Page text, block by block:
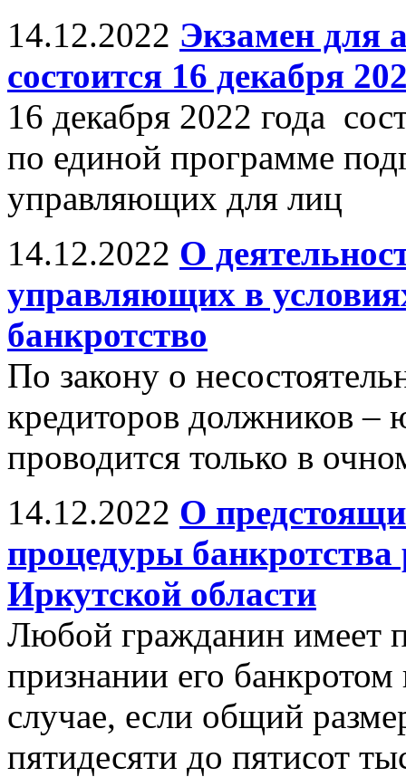
14.12.2022 Экзамен для
состоится 16 декабря
16 декабря 2022 года
по единой программе
управляющих для лиц
14.12.2022 О
управляющих в
банкротство
По закону о
кредиторов должников
проводится только в
14.12.2022 О
процедуры банкротства
Иркутской области
Любой гражданин имеет
признании его
случае, если общий
пятидесяти до пятисот